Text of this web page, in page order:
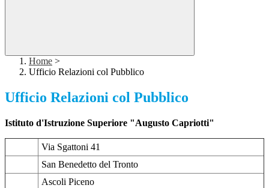
Home >
Ufficio Relazioni col Pubblico
Ufficio Relazioni col Pubblico
Istituto d'Istruzione Superiore "Augusto Capriotti"
Via Sgattoni 41
San Benedetto del Tronto
Ascoli Piceno